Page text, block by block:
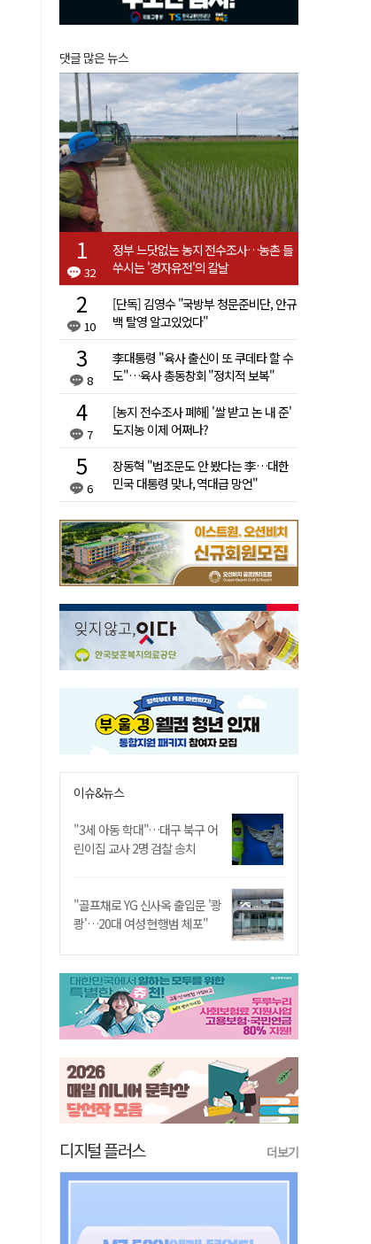
댓글 많은 뉴스
32
정부 느닷없는 농지 전수조사…농촌 들
쑤시는 '경자유전'의 칼날
10
[단독] 김영수 "국방부 청문준비단, 안규
백 탈영 알고있었다"
8
李대통령 "육사 출신이 또 쿠데타 할 수
도"…육사 총동창회 "정치적 보복"
7
[농지 전수조사 폐해] '쌀 받고 논 내 준'
도지농 이제 어쩌나?
6
장동혁 "법조문도 안 봤다는 李…대한
민국 대통령 맞나, 역대급 망언"
이슈&뉴스
"3세 아동 학대"…대구 북구 어
린이집 교사 2명 검찰 송치
"골프채로 YG 신사옥 출입문 '쾅
쾅'…20대 여성 현행범 체포"
디지털 플러스 더보기